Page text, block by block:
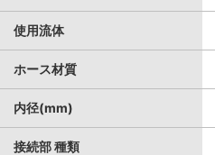
使用流体
ホース材質
内径(mm)
接続部 種類